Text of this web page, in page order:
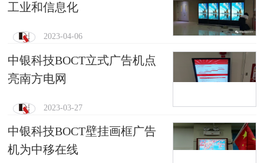
工业和信息化
2023-04-06
中银科技BOCT立式广告机点
亮南方电网
2023-03-27
中银科技BOCT壁挂画框广告
机为中移在线